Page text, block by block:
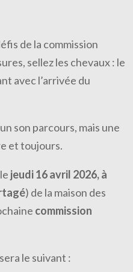
de la commission
sellez les chevaux : le
avec l’arrivée du
son parcours, mais une
et toujours.
jeudi 16 avril 2026, à
) de la maison des
commission
le suivant :